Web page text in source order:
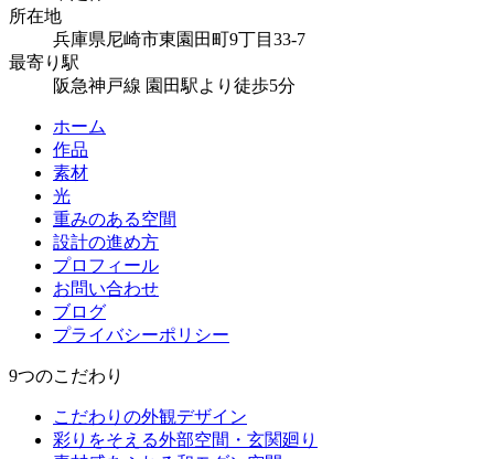
所在地
兵庫県尼崎市東園田町9丁目33-7
最寄り駅
阪急神戸線 園田駅より徒歩5分
ホーム
作品
素材
光
重みのある空間
設計の進め方
プロフィール
お問い合わせ
ブログ
プライバシーポリシー
9つのこだわり
こだわりの外観デザイン
彩りをそえる外部空間・玄関廻り